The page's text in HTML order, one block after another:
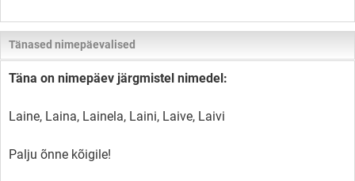
Tänased nimepäevalised
Täna on nimepäev järgmistel nimedel:
Laine, Laina, Lainela, Laini, Laive, Laivi
Palju õnne kõigile!